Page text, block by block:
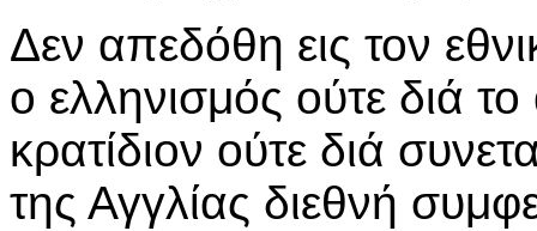
Δεν απεδόθη εις τον
ο ελληνισμός ούτε διά
κρατίδιον ούτε διά
της Αγγλίας διεθνή